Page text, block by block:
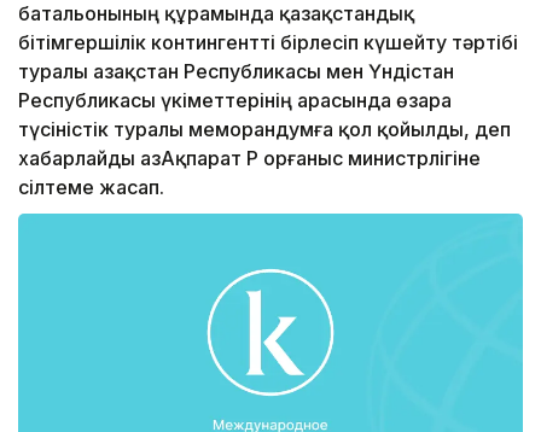
батальонының құрамында қазақстандық
бітімгершілік контингентті бірлесіп күшейту тәртібі
туралы Қазақстан Республикасы мен Үндістан
Республикасы үкіметтерінің арасында өзара
түсіністік туралы меморандумға қол қойылды, деп
хабарлайды ҚазАқпарат ҚР Қорғаныс министрлігіне
сілтеме жасап.